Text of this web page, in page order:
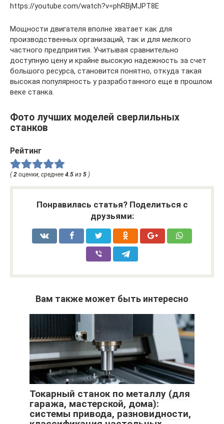
https://youtube.com/watch?v=phRBjMJPT8E
Мощности двигателя вполне хватает как для
производственных организаций, так и для мелкого
частного предприятия. Учитывая сравнительно
доступную цену и крайне высокую надежность за счет
большого ресурса, становится понятно, откуда такая
высокая популярность у разработанного еще в прошлом
веке станка.
Фото лучших моделей сверлильных
станков
Рейтинг
(2 оценки, среднее 4.5 из 5 )
Понравилась статья? Поделиться с
друзьями:
Вам также может быть интересно
Токарный станок по металлу (для
гаража, мастерской, дома):
системы привода, разновидности,